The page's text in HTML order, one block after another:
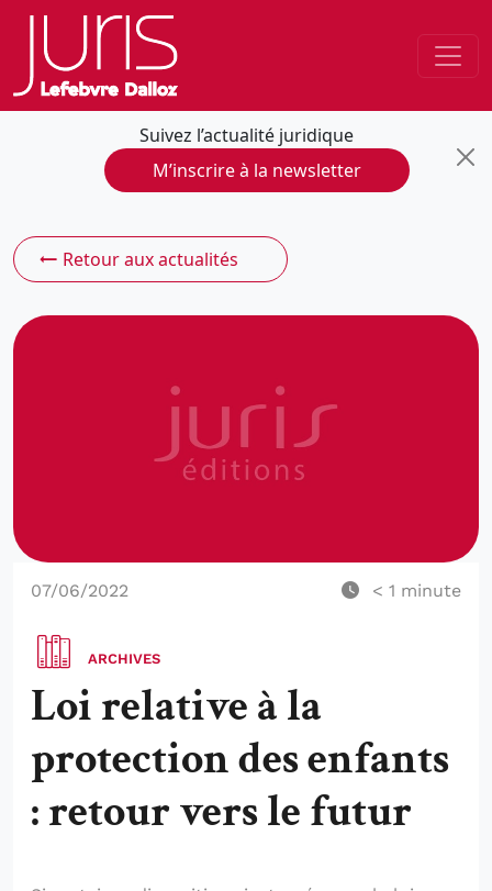
Suivez l’actualité juridique
M’inscrire à la newsletter
Retour aux actualités
07/06/2022 < 1 minute
ARCHIVES
Loi relative à la
protection des enfants
: retour vers le futur